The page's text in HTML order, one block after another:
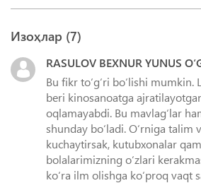
Изоҳлар (7)
RASULOV BEXNUR YUNUS
Bu fikr toʻgʻri boʻlishi mumkin.
beri kinosanoatga
oqlamayabdi. Bu mavlagʻlar
shunday boʻladi. Oʻrniga talim
kuchaytirsak, kutubxonalar
bolalarimizning oʻzlari
koʻra ilm olishga koʻproq vaqt